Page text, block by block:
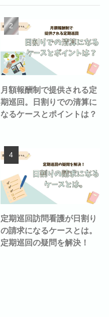
月額報酬制で提供される定
期巡回。日割りでの清算に
なるケースとポイントは？
定期巡回訪問看護が日割り
の請求になるケースとは。
定期巡回の疑問を解決！